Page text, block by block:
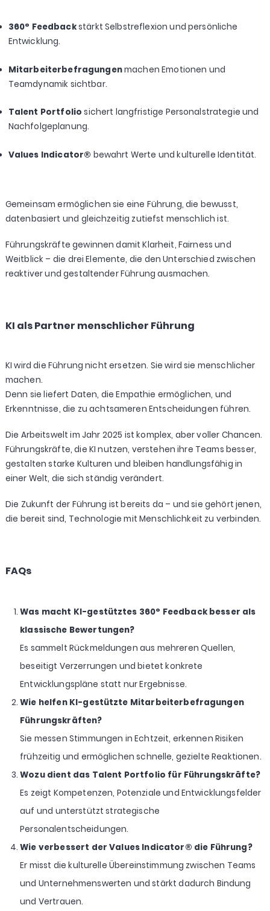
360° Feedbackstärkt Selbstreflexion und persönliche
Entwicklung.
Mitarbeiterbefragungenmachen Emotionen und
Teamdynamik sichtbar.
Talent Portfolio sichert langfristige Personalstrategie und
Nachfolgeplanung.
Values Indicator® bewahrt Werte und kulturelle Identität.
Gemeinsam ermöglichen sie eine Führung, die bewusst,
datenbasiert und gleichzeitig zutiefst menschlich ist.
Führungskräfte gewinnen damit Klarheit, Fairness und
Weitblick – die drei Elemente, die den Unterschied zwischen
reaktiver und gestaltender Führung ausmachen.
KI als Partner menschlicher Führung
KI wird die Führung nicht ersetzen. Sie wird sie menschlicher
machen.
Denn sie liefert Daten, die Empathie ermöglichen, und
Erkenntnisse, die zu achtsameren Entscheidungen führen.
Die Arbeitswelt im Jahr 2025 ist komplex, aber voller Chancen.
Führungskräfte, die KI nutzen, verstehen ihre Teams besser,
gestalten starke Kulturen und bleiben handlungsfähig in
einer Welt, die sich ständig verändert.
Die Zukunft der Führung ist bereits da – und sie gehört jenen,
die bereit sind, Technologie mit Menschlichkeit zu verbinden.
FAQs
Was macht KI-gestütztes 360° Feedback besser als
klassische Bewertungen?
Es sammelt Rückmeldungen aus mehreren Quellen,
beseitigt Verzerrungen und bietet konkrete
Entwicklungspläne statt nur Ergebnisse.
Wie helfen KI-gestützte Mitarbeiterbefragungen
Führungskräften?
Sie messen Stimmungen in Echtzeit, erkennen Risiken
frühzeitig und ermöglichen schnelle, gezielte Reaktionen.
Wozu dient das Talent Portfolio für Führungskräfte?
Es zeigt Kompetenzen, Potenziale und Entwicklungsfelder
auf und unterstützt strategische
Personalentscheidungen.
Wie verbessert der Values Indicator® die Führung?
Er misst die kulturelle Übereinstimmung zwischen Teams
und Unternehmenswerten und stärkt dadurch Bindung
und Vertrauen.